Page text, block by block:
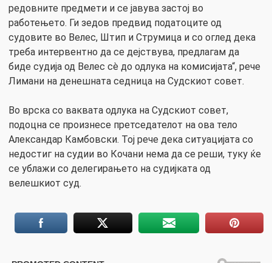
редовните предмети и се јавува застој во
работењето. Ги зедов предвид податоците од
судовите во Велес, Штип и Струмица и со оглед дека
треба интервентно да се дејствува, предлагам да
биде судија од Велес сè до одлука на комисијата“, рече
Лимани на денешната седница на Судскиот совет.
Во врска со ваквата одлука на Судскиот совет,
подоцна се произнесе претседателот на ова тело
Александар Камбовски. Тој рече дека ситуацијата со
недостиг на судии во Кочани нема да се реши, туку ќе
се ублажи со делегирањето на судијката од
велешкиот суд.